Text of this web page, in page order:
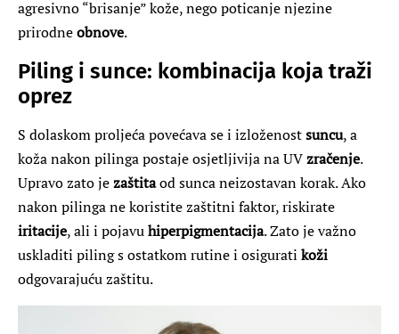
agresivno “brisanje” kože, nego poticanje njezine
prirodneobnove.
Piling i sunce: kombinacija koja traži
oprez
S dolaskom proljeća povećava se i izloženostsuncu, a
koža nakon pilinga postaje osjetljivija na UVzračenje.
Upravo zato jezaštitaod sunca neizostavan korak. Ako
nakon pilinga ne koristite zaštitni faktor, riskirate
iritacije, ali i pojavuhiperpigmentacija. Zato je važno
uskladiti piling s ostatkom rutine i osigurati koži
odgovarajuću zaštitu.